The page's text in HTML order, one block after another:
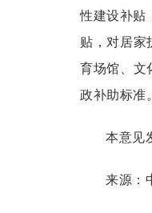
性建设补贴
贴，对居家
育场馆、文
政补助标准
本意见
来源：